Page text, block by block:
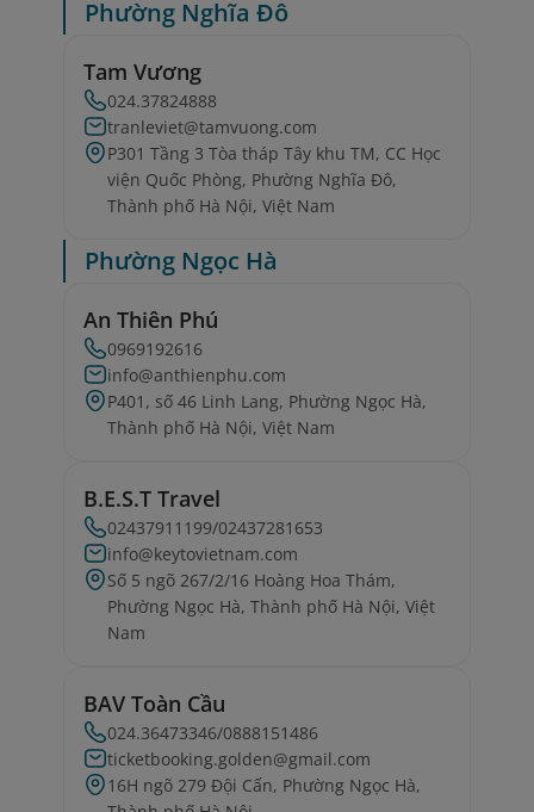
Phường Nghĩa Đô
Tam Vương
024.37824888
tranleviet@tamvuong.com
P301 Tầng 3 Tòa tháp Tây khu TM, CC Học
viện Quốc Phòng, Phường Nghĩa Đô,
Thành phố Hà Nội, Việt Nam
Phường Ngọc Hà
An Thiên Phú
0969192616
info@anthienphu.com
P401, số 46 Linh Lang, Phường Ngọc Hà,
Thành phố Hà Nội, Việt Nam
B.E.S.T Travel
02437911199/02437281653
info@keytovietnam.com
Số 5 ngõ 267/2/16 Hoàng Hoa Thám,
Phường Ngọc Hà, Thành phố Hà Nội, Việt
Nam
BAV Toàn Cầu
024.36473346/0888151486
ticketbooking.golden@gmail.com
16H ngõ 279 Đội Cấn, Phường Ngọc Hà,